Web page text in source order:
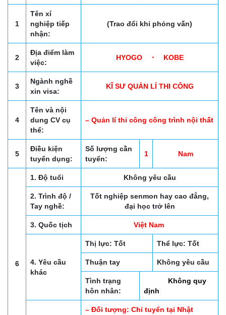
1
Tên xí
nghiệp tiếp
nhận:
(Trao đổi khi phỏng vấn)
2
Địa điểm làm
việc:
HYOGO ・ KOBE
3
Ngành nghề
xin visa:
KĨ SƯ QUẢN LÍ THI CÔNG
4
Tên và nội
dung CV cụ
thể:
– Quản lí thi công công trình nội thất
5
Điều kiện
tuyển dụng:
Số lượng cần
tuyển:
1 Nam
6
1. Độ tuổi Không yêu cầu
2. Trình độ /
Tay nghề:
Tốt nghiệp senmon hay cao đẳng,
đại học trở lên
3. Quốc tịch Việt Nam
4. Yêu cầu
khác
Thị lực: Tốt Thể lực: Tốt
Thuận tay Không yêu cầu
Tình trạng
hôn nhân:
Không quy
định
– Đối tượng: Chỉ tuyển tại Nhật